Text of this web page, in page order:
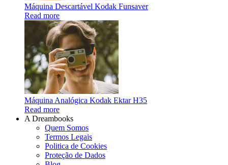
Máquina Descartável Kodak Funsaver
Read more
Máquina Analógica Kodak Ektar H35
Read more
A Dreambooks
Quem Somos
Termos Legais
Politica de Cookies
Proteção de Dados